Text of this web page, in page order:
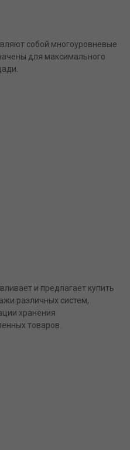
собой многоуровневые
для максимального
и предлагает купить
различных систем,
хранения
товаров.